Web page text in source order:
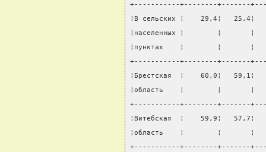
+-----------+--------+-------
¦В сельских ¦    29,4¦
¦населенных ¦        ¦
¦пунктах    ¦        ¦
+-----------+--------+-------
¦Брестская  ¦    60,0¦
¦область    ¦        ¦
+-----------+--------+-------
¦Витебская  ¦    59,9¦
¦область    ¦        ¦
+-----------+--------+-------